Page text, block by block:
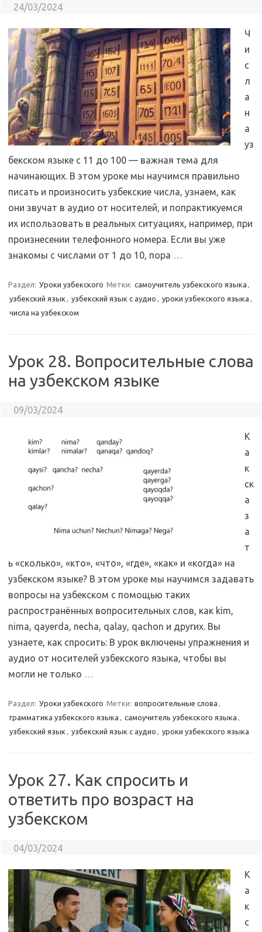
24/03/2024
Ч
и
с
л
а
н
а
уз
бекском языке с 11 до 100 — важная тема для
начинающих. В этом уроке мы научимся правильно
писать и произносить узбекские числа, узнаем, как
они звучат в аудио от носителей, и попрактикуемся
их использовать в реальных ситуациях, например, при
произнесении телефонного номера. Если вы уже
знакомы с числами от 1 до 10, пора …
Раздел: Уроки узбекского Метки: самоучитель узбекского языка ,
узбекский язык , узбекский язык с аудио , уроки узбекского языка ,
числа на узбекском
Урок 28. Вопросительные слова
на узбекском языке
09/03/2024
К
а
к
ск
а
з
а
т
ь «сколько», «кто», «что», «где», «как» и «когда» на
узбекском языке? В этом уроке мы научимся задавать
вопросы на узбекском с помощью таких
распространённых вопросительных слов, как kim,
nima, qayerda, necha, qalay, qachon и других. Вы
узнаете, как спросить: В урок включены упражнения и
аудио от носителей узбекского языка, чтобы вы
могли не только …
Раздел: Уроки узбекского Метки: вопросительные слова ,
грамматика узбекского языка , самоучитель узбекского языка ,
узбекский язык , узбекский язык с аудио , уроки узбекского языка
Урок 27. Как спросить и
ответить про возраст на
узбекском
04/03/2024
К
а
к
с